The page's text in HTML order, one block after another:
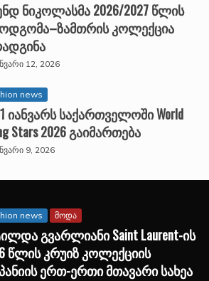
ნიკოლასმა 2026/2027 წლის
კოლექცია
12, 2026
news
იანვარს საქართველოში World
Stars 2026 გაიმართება
9, 2026
news მოდა
გვარლიანი Saint Laurent-ის
წლის კრუიზ კოლექციის
ერთ-ერთი მთავარი სახეა